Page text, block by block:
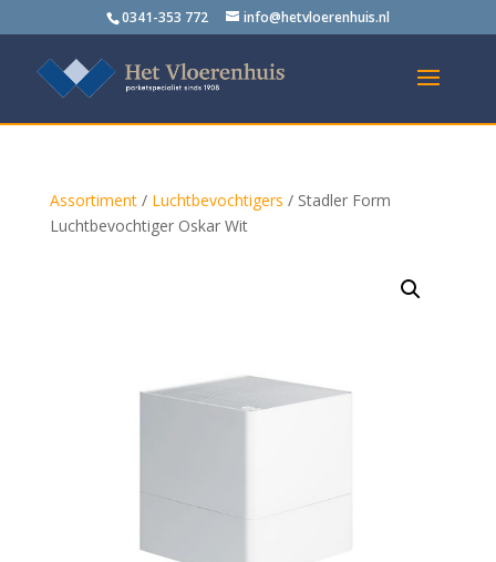
0341-353 772 info@hetvloerenhuis.nl
Assortiment/ Luchtbevochtigers / Stadler Form
Luchtbevochtiger Oskar Wit